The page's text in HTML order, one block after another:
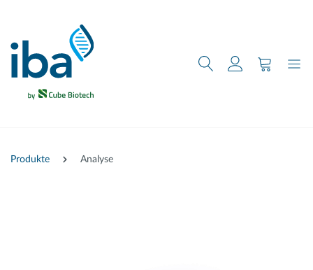
Produkte Analyse